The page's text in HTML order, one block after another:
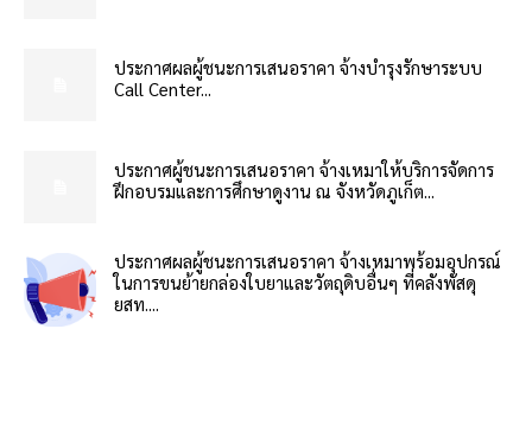
ประกาศผลผู้ชนะการเสนอราคา จ้างบำรุงรักษาระบบ
Call Center...
ประกาศผู้ชนะการเสนอราคา จ้างเหมาให้บริการจัดการ
ฝึกอบรมและการศึกษาดูงาน ณ จังหวัดภูเก็ต...
ประกาศผลผู้ชนะการเสนอราคา จ้างเหมาพร้อมอุปกรณ์
ในการขนย้ายกล่องใบยาและวัตถุดิบอื่นๆ ที่คลังพัสดุ
ยสท....